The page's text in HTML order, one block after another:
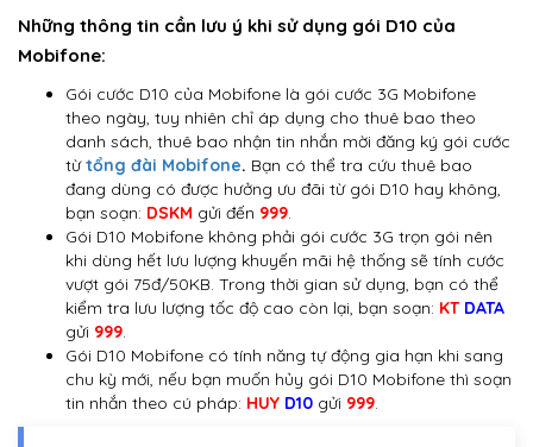
Những thông tin cần lưu ý khi sử dụng gói D10 của
Mobifone:
Gói cước D10 của Mobifone là gói cước 3G Mobifone
theo ngày, tuy nhiên chỉ áp dụng cho thuê bao theo
danh sách, thuê bao nhận tin nhắn mời đăng ký gói cước
từtổng đài Mobifone. Bạn có thể tra cứu thuê bao
đang dùng có được hưởng ưu đãi từ gói D10 hay không,
bạn soạn: DSKM gửi đến 999.
Gói D10 Mobifone không phải gói cước 3G trọn gói nên
khi dùng hết lưu lượng khuyến mãi hệ thống sẽ tính cước
vượt gói 75đ/50KB. Trong thời gian sử dụng, bạn có thể
kiểm tra lưu lượng tốc độ cao còn lại, bạn soạn: KT DATA
gửi 999.
Gói D10 Mobifone có tính năng tự động gia hạn khi sang
chu kỳ mới, nếu bạn muốn hủy gói D10 Mobifone thì soạn
tin nhắn theo cú pháp: HUY D10 gửi 999.